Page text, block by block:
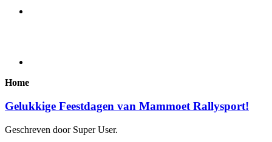
Home
Gelukkige Feestdagen van Mammoet Rallysport!
Geschreven door Super User.